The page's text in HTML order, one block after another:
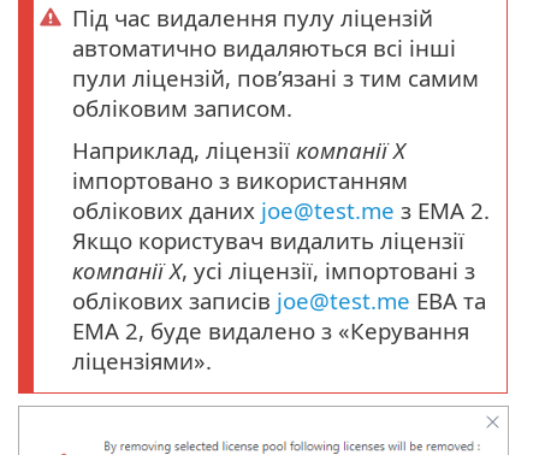
Під час видалення пулу ліцензій
автоматично видаляються всі інші
пули ліцензій, пов’язані з тим самим
обліковим записом.
Наприклад, ліцензії компанії Х
імпортовано з використанням
облікових даних joe@test.me з EMA 2.
Якщо користувач видалить ліцензії
компанії Х, усі ліцензії, імпортовані з
облікових записів joe@test.me EBA та
EMA 2, буде видалено з «Керування
ліцензіями».